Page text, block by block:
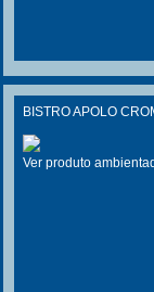
BISTRO APOLO
Ver produto